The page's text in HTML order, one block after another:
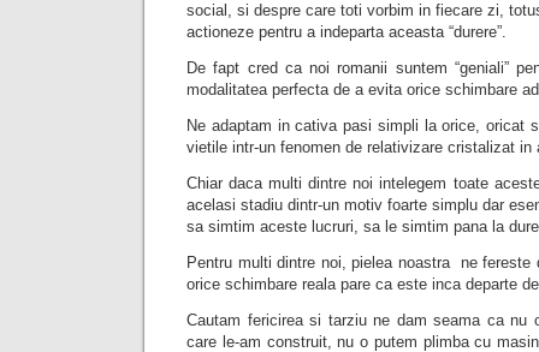
social, si despre care toti vorbim in fiecare zi,
actioneze pentru a indeparta aceasta “durere”.
De fapt cred ca noi romanii suntem “geniali”
modalitatea perfecta de a evita orice schimbare
Ne adaptam in cativa pasi simpli la orice, oricat
vietile intr-un fenomen de relativizare cristalizat
Chiar daca multi dintre noi intelegem toate
acelasi stadiu dintr-un motiv foarte simplu dar
sa simtim aceste lucruri, sa le simtim pana la
Pentru multi dintre noi, pielea noastra ne
orice schimbare reala pare ca este inca departe
Cautam fericirea si tarziu ne dam seama ca nu
care le-am construit, nu o putem plimba cu